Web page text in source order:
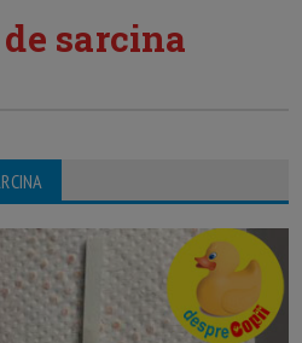
sarcina